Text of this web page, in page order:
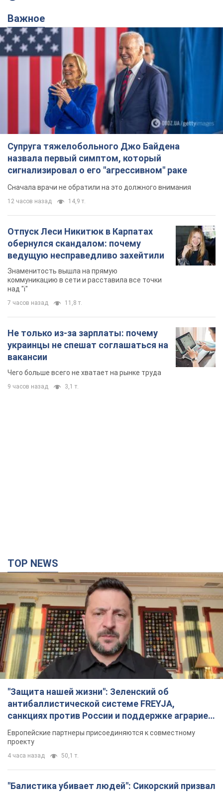
Важное
Супруга тяжелобольного Джо Байдена
назвала первый симптом, который
сигнализировал о его "агрессивном" раке
Сначала врачи не обратили на это должного внимания
12 часов назад 14,9 т.
Отпуск Леси Никитюк в Карпатах
обернулся скандалом: почему
ведущую несправедливо захейтили
Знаменитость вышла на прямую
коммуникацию в сети и расставила все точки
над "i"
7 часов назад 11,8 т.
Не только из-за зарплаты: почему
украинцы не спешат соглашаться на
вакансии
Чего больше всего не хватает на рынке труда
9 часов назад 3,1 т.
TOP NEWS
"Защита нашей жизни": Зеленский об
антибаллистической системе FREYJA,
санкциях против России и поддержке аграриев.
Видео
Европейские партнеры присоединяются к совместному
проекту
4 часа назад 50,1 т.
"Балистика убивает людей": Сикорский призвал